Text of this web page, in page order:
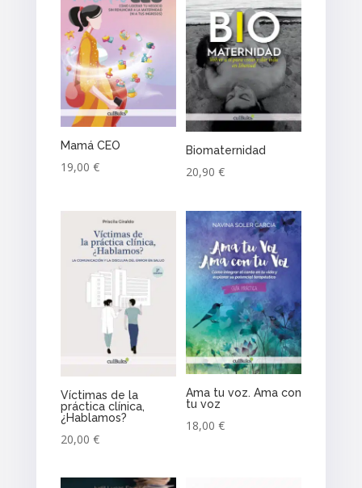
Mamá CEO
19,00 €
Biomaternidad
20,90 €
Víctimas de la
práctica clínica,
¿Hablamos?
20,00 €
Ama tu voz. Ama con
tu voz
18,00 €